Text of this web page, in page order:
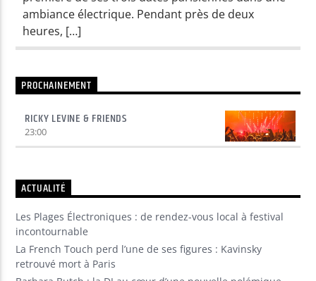
Yellow Radio
ambiance électrique. Pendant près de deux
heures, […]
PROCHAINEMENT
RICKY LEVINE & FRIENDS
23:00
ACTUALITÉ
Les Plages Électroniques : de rendez-vous local à festival
incontournable
La French Touch perd l’une de ses figures : Kavinsky
retrouvé mort à Paris